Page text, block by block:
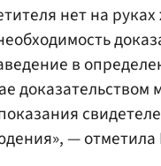
нет на
в
доказательством
— отметила